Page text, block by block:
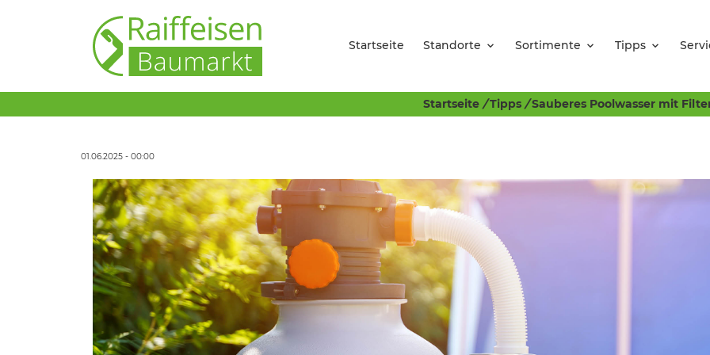
Startseite Standorte Sortimente Tipps
Startseite / Tipps / Sauberes Poolwasser mit
01.06.2025 - 00:00